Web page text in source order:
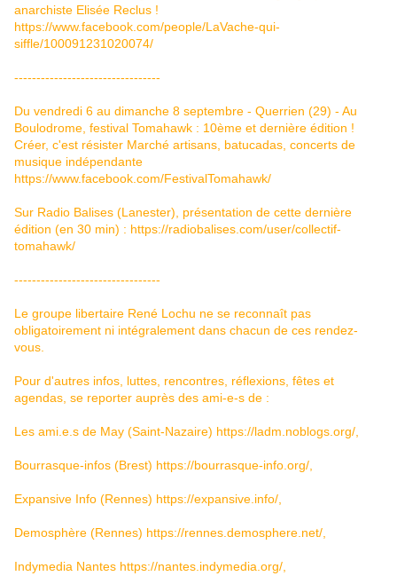
anarchiste Elisée Reclus !
https://www.facebook.com/people/LaVache-qui-
siffle/100091231020074/
---------------------------------
Du vendredi 6 au dimanche 8 septembre - Querrien (29) - Au
Boulodrome, festival Tomahawk : 10ème et dernière édition !
Créer, c'est résister Marché artisans, batucadas, concerts de
musique indépendante
https://www.facebook.com/FestivalTomahawk/
Sur Radio Balises (Lanester), présentation de cette dernière
édition (en 30 min) : https://radiobalises.com/user/collectif-
tomahawk/
---------------------------------
Le groupe libertaire René Lochu ne se reconnaît pas
obligatoirement ni intégralement dans chacun de ces rendez-
vous.
Pour d'autres infos, luttes, rencontres, réflexions, fêtes et
agendas, se reporter auprès des ami-e-s de :
Les ami.e.s de May (Saint-Nazaire) https://ladm.noblogs.org/
Bourrasque-infos (Brest) https://bourrasque-info.org/
Expansive Info (Rennes) https://expansive.info/
Demosphère (Rennes) https://rennes.demosphere.net/
Indymedia Nantes https://nantes.indymedia.org/